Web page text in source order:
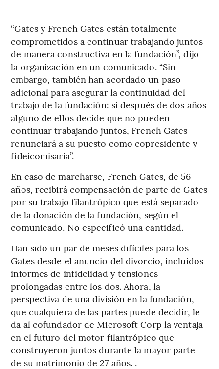
“Gates y French Gates están totalmente
comprometidos a continuar trabajando juntos
de manera constructiva en la fundación”, dijo
la organización en un comunicado. “Sin
embargo, también han acordado un paso
adicional para asegurar la continuidad del
trabajo de la fundación: si después de dos años
alguno de ellos decide que no pueden
continuar trabajando juntos, French Gates
renunciará a su puesto como copresidente y
fideicomisaria”.
En caso de marcharse, French Gates, de 56
años, recibirá compensación de parte de Gates
por su trabajo filantrópico que está separado
de la donación de la fundación, según el
comunicado. No especificó una cantidad.
Han sido un par de meses difíciles para los
Gates desde el anuncio del divorcio, incluidos
informes de infidelidad y tensiones
prolongadas entre los dos. Ahora, la
perspectiva de una división en la fundación,
que cualquiera de las partes puede decidir, le
da al cofundador de Microsoft Corp la ventaja
en el futuro del motor filantrópico que
construyeron juntos durante la mayor parte
de su matrimonio de 27 años. .